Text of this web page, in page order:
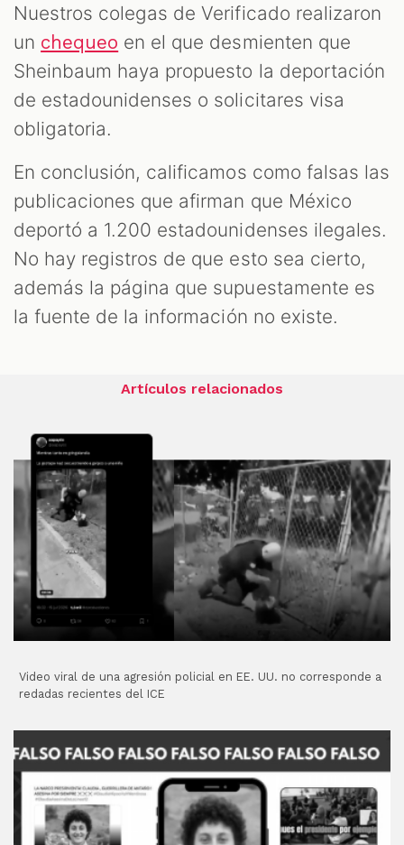
Nuestros colegas de Verificado realizaron
un chequeo en el que desmienten que
Sheinbaum haya propuesto la deportación
de estadounidenses o solicitares visa
obligatoria.
En conclusión, calificamos como falsas las
publicaciones que afirman que México
deportó a 1.200 estadounidenses ilegales.
No hay registros de que esto sea cierto,
además la página que supuestamente es
la fuente de la información no existe.
Artículos relacionados
Video viral de una agresión policial en EE. UU. no corresponde a
redadas recientes del ICE